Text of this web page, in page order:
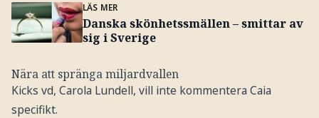
LÄS MER
Danska skönhetssmällen – smittar av
sig i Sverige
Nära att spränga miljardvallen
Kicks vd, Carola Lundell, vill inte kommentera Caia
specifikt.